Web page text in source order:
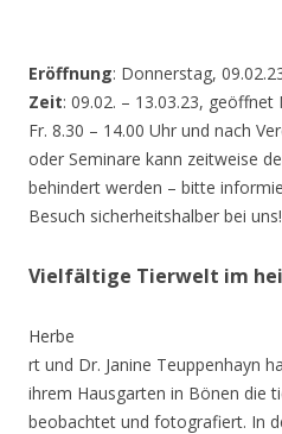
Eröffnung: Donnerstag,
Zeit: 09.02. – 13.03.23,
Fr. 8.30 – 14.00 Uhr und nach
oder Seminare kann zeitweise
behindert werden – bitte
Besuch sicherheitshalber bei uns!
Vielfältige Tierwelt im
Herbe
rt und Dr. Janine Teuppenhayn
ihrem Hausgarten in Bönen die
beobachtet und fotografiert. In